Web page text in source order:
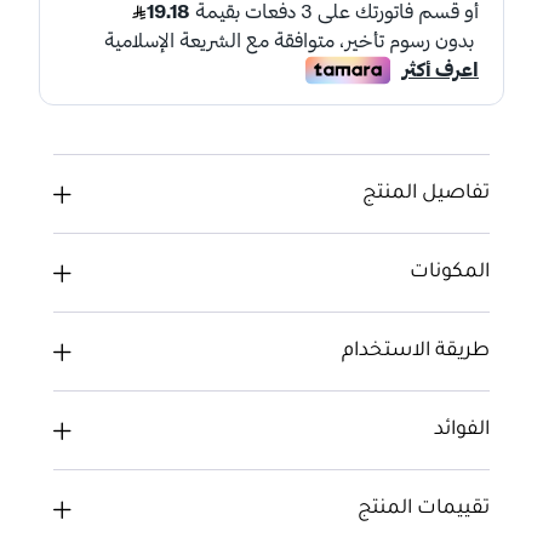
تفاصيل المنتج
المكونات
طريقة الاستخدام
الفوائد
تقييمات المنتج